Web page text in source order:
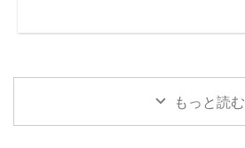
もっと読む